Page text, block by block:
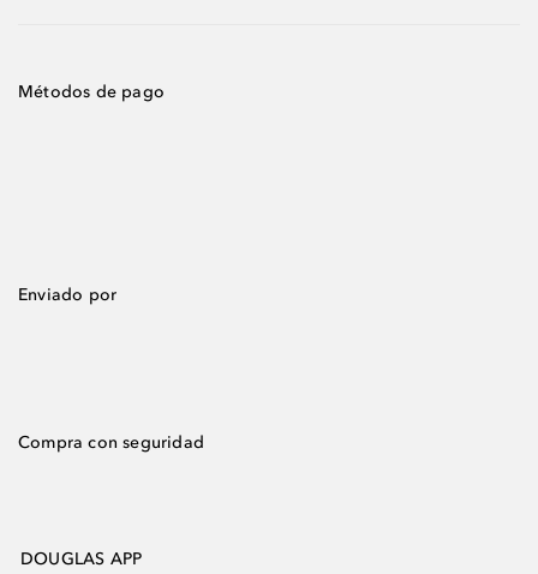
Métodos de pago
Enviado por
Compra con seguridad
DOUGLAS APP